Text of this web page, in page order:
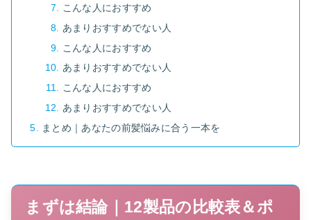
こんな人におすすめ
あまりおすすめでない人
こんな人におすすめ
あまりおすすめでない人
こんな人におすすめ
あまりおすすめでない人
まとめ｜あなたの前髪悩みに合う一本を
まずは結論｜12製品の比較表＆ポ